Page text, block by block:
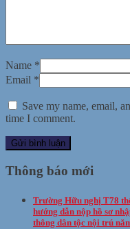
Name *
Email *
Save my name, email,
time I comment.
Thông báo mới
Trường Hữu nghị T78
hướng dẫn nộp hồ sơ
thông dân tộc nội trú